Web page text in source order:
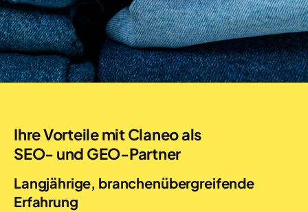
Ihre Vorteile mit Claneo als
SEO- und GEO-Partner
Langjährige, branchenübergreifende
Erfahrung